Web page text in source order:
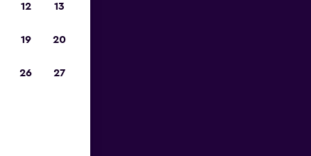
12 13
19 20
26 27